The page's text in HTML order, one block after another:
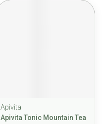
Apivita
Apivita Tonic Mountain Tea